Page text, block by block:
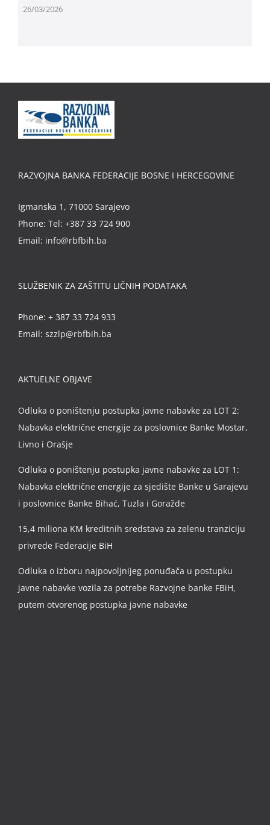
26/03/2026
RAZVOJNA BANKA FEDERACIJE BOSNE I HERCEGOVINE
Igmanska 1, 71000 Sarajevo
Phone: Tel: +387 33 724 900
Email: info@rbfbih.ba
SLUŽBENIK ZA ZAŠTITU LIČNIH PODATAKA
Phone: + 387 33 724 933
Email: szzlp@rbfbih.ba
AKTUELNE OBJAVE
Odluka o poništenju postupka javne nabavke za LOT 2:
Nabavka električne energije za poslovnice Banke Mostar,
Livno i Orašje
Odluka o poništenju postupka javne nabavke za LOT 1:
Nabavka električne energije za sjedište Banke u Sarajevu
i poslovnice Banke Bihać, Tuzla i Goražde
15,4 miliona KM kreditnih sredstava za zelenu tranziciju
privrede Federacije BiH
Odluka o izboru najpovoljnijeg ponuđača u postupku
javne nabavke vozila za potrebe Razvojne banke FBiH,
putem otvorenog postupka javne nabavke